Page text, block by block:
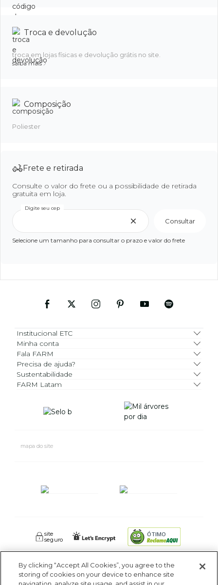
Troca e devolução
troca em lojas físicas e devolução grátis no site.
saiba mais
Composição
Poliester
Frete e retirada
Consulte o valor do frete ou a possibilidade de retirada
gratuita em loja.
Digite seu cep
Consultar
Selecione um tamanho para consultar o prazo e valor do frete
Institucional ETC
Minha conta
Fala FARM
Precisa de ajuda?
Sustentabilidade
FARM Latam
FARM RIO CIDADE MARAVILHOSA INDUSTRIA E COMERCIO DE
ROUPAS SA. - Av Coronel Phidias Tavora 360, Blc 1 Armazém 1 -
mapa do site
site
seguro
ÓTIMO
By clicking “Accept All Cookies”, you agree to the
storing of cookies on your device to enhance site